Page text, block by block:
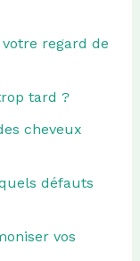
regard de
tard ?
cheveux
défauts
vos